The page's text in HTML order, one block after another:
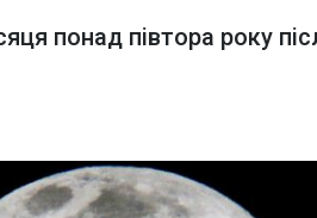
понад півтора року